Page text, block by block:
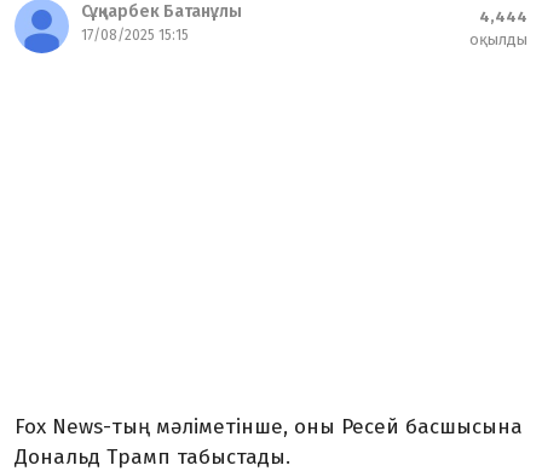
Сұңқарбек Батанұлы
17/08/2025 15:15
4,444
оқылды
Fox News-тың мәліметінше, оны Ресей басшысына
Дональд Трамп табыстады.